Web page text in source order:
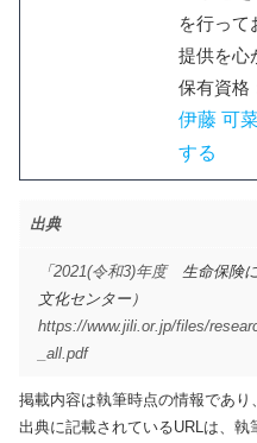
を行って
提供を心
保有資格
伊藤 可
する
出典
「2021(令和3)年度生命保険に
文化センター）
https://www.jili.or.jp/files/
_all.pdf
掲載内容は執筆時点の情報であり
出典に記載されているURLは、